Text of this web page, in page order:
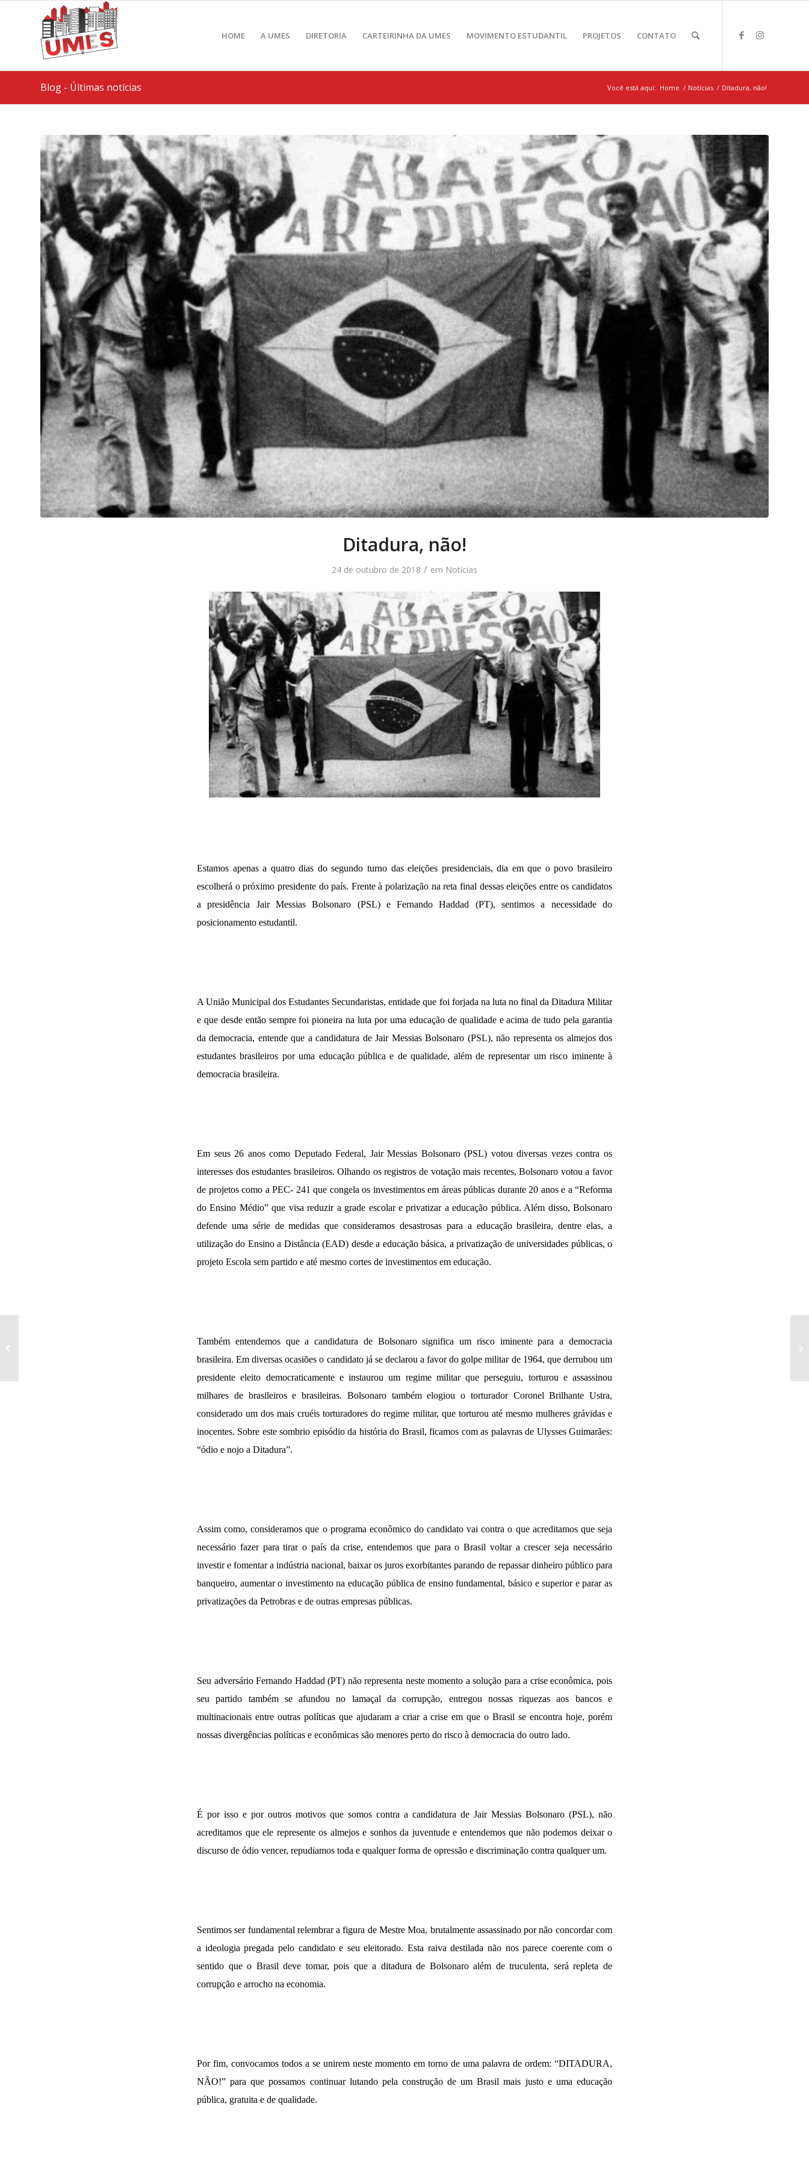
HOME A UMES DIRETORIA CARTEIRINHA DA UMES MOVIMENTO ESTUDANTIL PROJETOS CONTATO
Blog - Últimas notícias Você está aqui: Home / Notícias / Ditadura, não!
Ditadura, não!
24 de outubro de 2018 / em Notícias
Estamos apenas a quatro dias do segundo turno das eleições presidenciais, dia em que o povo brasileiro
escolherá o próximo presidente do país. Frente à polarização na reta final dessas eleições entre os candidatos
a presidência Jair Messias Bolsonaro (PSL) e Fernando Haddad (PT), sentimos a necessidade do
posicionamento estudantil.
A União Municipal dos Estudantes Secundaristas, entidade que foi forjada na luta no final da Ditadura Militar
e que desde então sempre foi pioneira na luta por uma educação de qualidade e acima de tudo pela garantia
da democracia, entende que a candidatura de Jair Messias Bolsonaro (PSL), não representa os almejos dos
estudantes brasileiros por uma educação pública e de qualidade, além de representar um risco iminente à
democracia brasileira.
Em seus 26 anos como Deputado Federal, Jair Messias Bolsonaro (PSL) votou diversas vezes contra os
interesses dos estudantes brasileiros. Olhando os registros de votação mais recentes, Bolsonaro votou a favor
de projetos como a PEC- 241 que congela os investimentos em áreas públicas durante 20 anos e a “Reforma
do Ensino Médio” que visa reduzir a grade escolar e privatizar a educação pública. Além disso, Bolsonaro
defende uma série de medidas que consideramos desastrosas para a educação brasileira, dentre elas, a
utilização do Ensino a Distância (EAD) desde a educação básica, a privatização de universidades públicas, o
projeto Escola sem partido e até mesmo cortes de investimentos em educação.
Também entendemos que a candidatura de Bolsonaro significa um risco iminente para a democracia
brasileira. Em diversas ocasiões o candidato já se declarou a favor do golpe militar de 1964, que derrubou um
presidente eleito democraticamente e instaurou um regime militar que perseguiu, torturou e assassinou
milhares de brasileiros e brasileiras. Bolsonaro também elogiou o torturador Coronel Brilhante Ustra,
considerado um dos mais cruéis torturadores do regime militar, que torturou até mesmo mulheres grávidas e
inocentes. Sobre este sombrio episódio da história do Brasil, ficamos com as palavras de Ulysses Guimarães:
“ódio e nojo a Ditadura”.
Assim como, consideramos que o programa econômico do candidato vai contra o que acreditamos que seja
necessário fazer para tirar o país da crise, entendemos que para o Brasil voltar a crescer seja necessário
investir e fomentar a indústria nacional, baixar os juros exorbitantes parando de repassar dinheiro público para
banqueiro, aumentar o investimento na educação pública de ensino fundamental, básico e superior e parar as
privatizações da Petrobras e de outras empresas públicas.
Seu adversário Fernando Haddad (PT) não representa neste momento a solução para a crise econômica, pois
seu partido também se afundou no lamaçal da corrupção, entregou nossas riquezas aos bancos e
multinacionais entre outras políticas que ajudaram a criar a crise em que o Brasil se encontra hoje, porém
nossas divergências políticas e econômicas são menores perto do risco à democracia do outro lado.
É por isso e por outros motivos que somos contra a candidatura de Jair Messias Bolsonaro (PSL), não
acreditamos que ele represente os almejos e sonhos da juventude e entendemos que não podemos deixar o
discurso de ódio vencer, repudiamos toda e qualquer forma de opressão e discriminação contra qualquer um.
Sentimos ser fundamental relembrar a figura de Mestre Moa, brutalmente assassinado por não concordar com
a ideologia pregada pelo candidato e seu eleitorado. Esta raiva destilada não nos parece coerente com o
sentido que o Brasil deve tomar, pois que a ditadura de Bolsonaro além de truculenta, será repleta de
corrupção e arrocho na economia.
Por fim, convocamos todos a se unirem neste momento em torno de uma palavra de ordem: “DITADURA,
NÃO!” para que possamos continuar lutando pela construção de um Brasil mais justo e uma educação
pública, gratuita e de qualidade.